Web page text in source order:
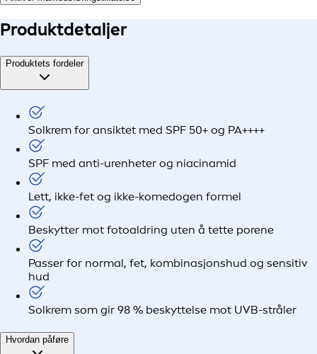
Produktdetaljer
Produktets fordeler
Solkrem for ansiktet med SPF 50+ og PA++++
SPF med anti-urenheter og niacinamid
Lett, ikke-fet og ikke-komedogen formel
Beskytter mot fotoaldring uten å tette porene
Passer for normal, fet, kombinasjonshud og sensitiv
hud
Solkrem som gir 98 % beskyttelse mot UVB-stråler
Hvordan påføre